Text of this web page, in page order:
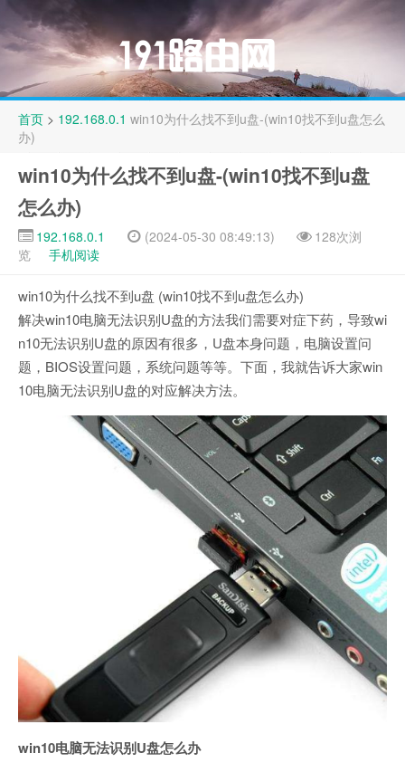
首页 > 192.168.0.1 win10为什么找不到u盘-(win10找不到u盘怎么
办)
win10为什么找不到u盘-(win10找不到u盘
怎么办)
192.168.0.1 (2024-05-30 08:49:13)
128次浏
览
手机阅读
win10为什么找不到u盘 (win10找不到u盘怎么办)
解决win10电脑无法识别U盘的方法我们需要对症下药，导致wi
n10无法识别U盘的原因有很多，U盘本身问题，电脑设置问
题，BIOS设置问题，系统问题等等。下面，我就告诉大家win
10电脑无法识别U盘的对应解决方法。
win10电脑无法识别U盘怎么办